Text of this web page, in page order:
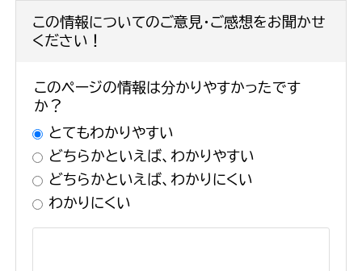
この情報についてのご意見・ご感想をお聞かせ
ください！
このページの情報は分かりやすかったです
か？
とてもわかりやすい
どちらかといえば、わかりやすい
どちらかといえば、わかりにくい
わかりにくい